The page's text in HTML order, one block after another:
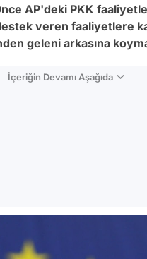
AP'deki PKK
veren faaliyetlere
geleni arkasına
İçeriğin Devamı Aşağıda